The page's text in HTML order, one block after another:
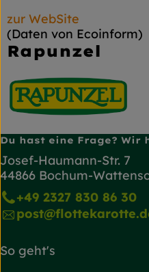
zur WebSite
(Daten von Ecoinform)
Rapunzel
Du hast eine Frage? Wir
Josef-Haumann-Str. 7
44866 Bochum-
+49 2327 830 86 30
So geht's